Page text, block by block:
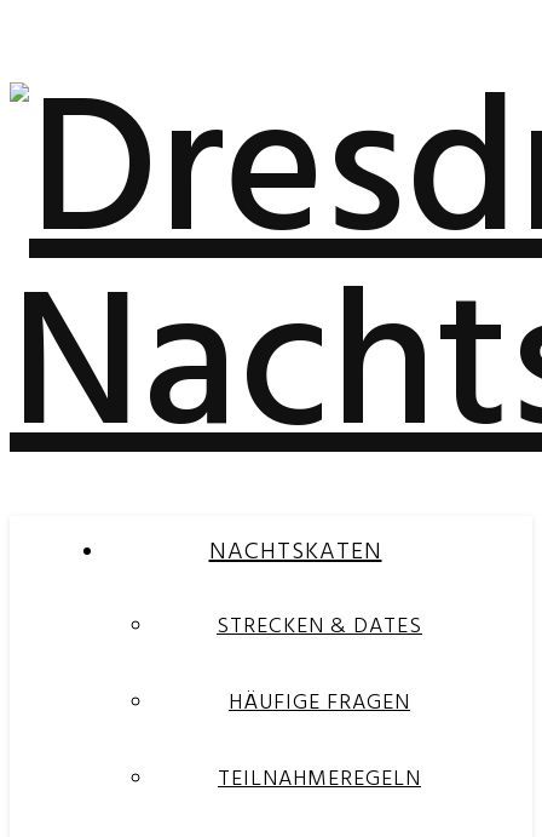
NACHTSKATEN
STRECKEN & DATES
HÄUFIGE FRAGEN
TEILNAHMEREGELN